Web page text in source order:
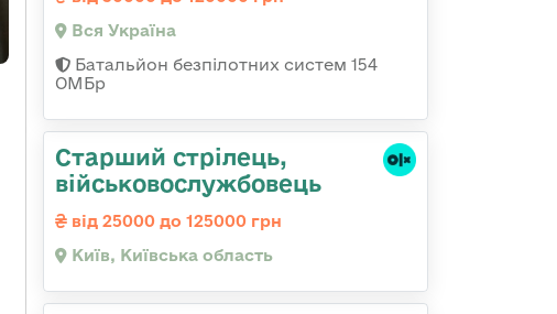
Вся Україна
Батальйон безпілотних систем 154
ОМБр
Старший стрілець,
військовослужбовець
від 25000 до 125000 грн
Київ, Київська область